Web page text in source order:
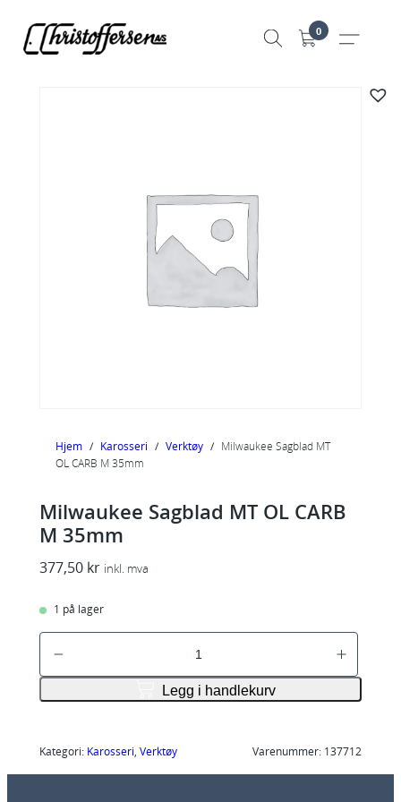
0
Hjem / Karosseri / Verktøy / Milwaukee Sagblad MT
OL CARB M 35mm
Milwaukee Sagblad MT OL CARB
M 35mm
377,50 kr inkl. mva
1 på lager
M
u
k
Legg i handlekurv
Kategori: Karosseri, Verktøy Varenummer: 137712